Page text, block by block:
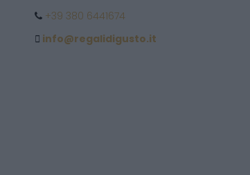
+39 380 6441674
info@regalidigusto.it